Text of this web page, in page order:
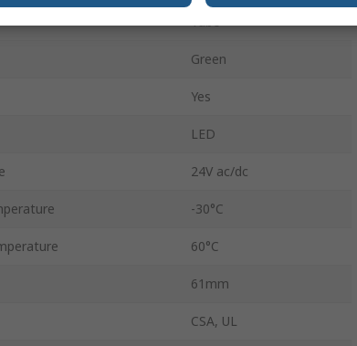
Tube
Green
Yes
LED
24V ac/dc
-30°C
60°C
61mm
CSA, UL